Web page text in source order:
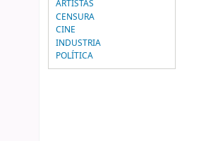
ARTISTAS
CENSURA
CINE
INDUSTRIA
POLÍTICA